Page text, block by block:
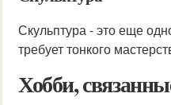
Скульптура - это еще
требует тонкого
Хобби,